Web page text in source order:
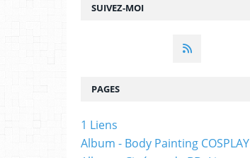
SUIVEZ-MOI
PAGES
1 Liens
Album - Body Painting COSPLAY